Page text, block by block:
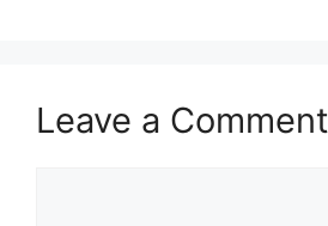
Leave a Comment